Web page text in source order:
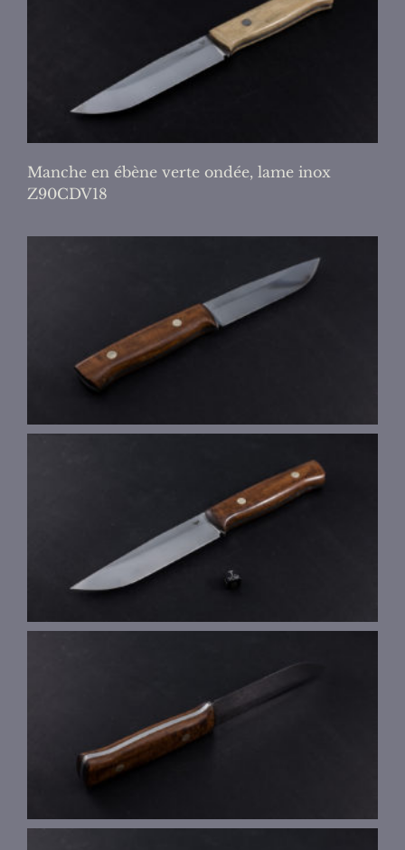
Manche en ébène verte ondée, lame inox
Z90CDV18